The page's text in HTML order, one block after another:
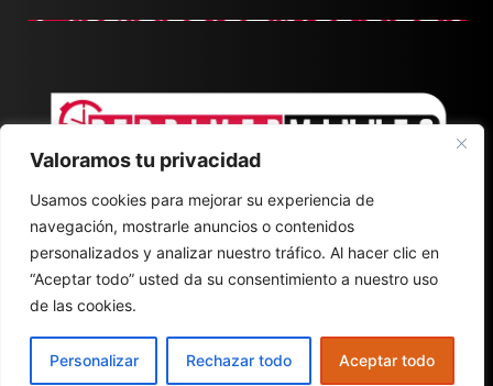
Valoramos tu privacidad
Usamos cookies para mejorar su experiencia de
navegación, mostrarle anuncios o contenidos
personalizados y analizar nuestro tráfico. Al hacer clic en
“Aceptar todo” usted da su consentimiento a nuestro uso
de las cookies.
Personalizar Rechazar todo Aceptar todo